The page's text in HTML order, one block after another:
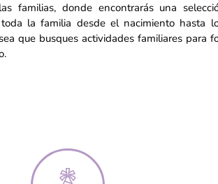
familias, donde encontrarás una
la familia desde el nacimiento hasta
que busques actividades familiares para